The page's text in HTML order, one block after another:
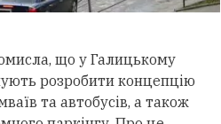
що у Галицькому
розробити концепцію
та автобусів, а також